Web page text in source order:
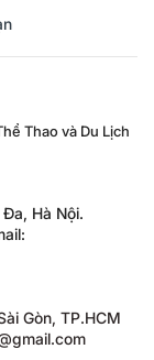
Thao và Du Lịch
Hà Nội.
Gòn, TP.HCM